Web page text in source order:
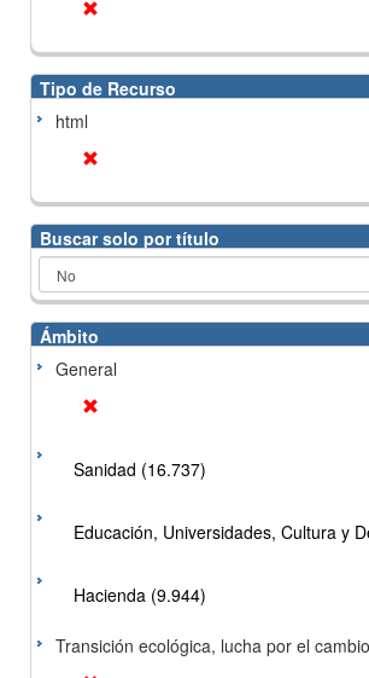
Tipo de Recurso
html
Buscar solo por título
Ámbito
General
Sanidad (16.737)
Educación, Universidades, Cultura y
Hacienda (9.944)
Transición ecológica, lucha por el